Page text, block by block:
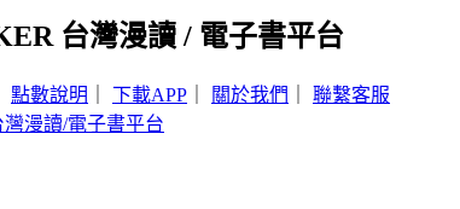
台灣漫讀 / 電子書平台
點數說明 下載APP 關於我們 聯繫客服